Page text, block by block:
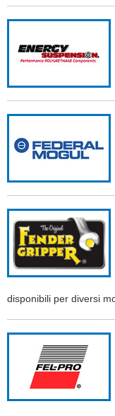
disponibili per diversi